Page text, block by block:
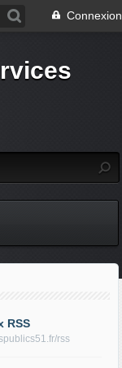
Connexion
RSS
rss